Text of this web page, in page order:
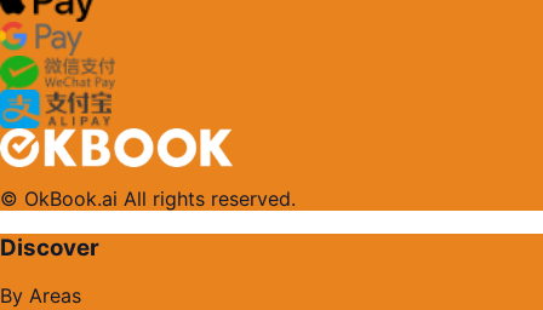
© OkBook.ai All rights reserved.
Discover
By Areas